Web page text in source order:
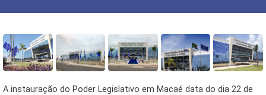
A instauração do Poder Legislativo em Macaé data do dia 22 de